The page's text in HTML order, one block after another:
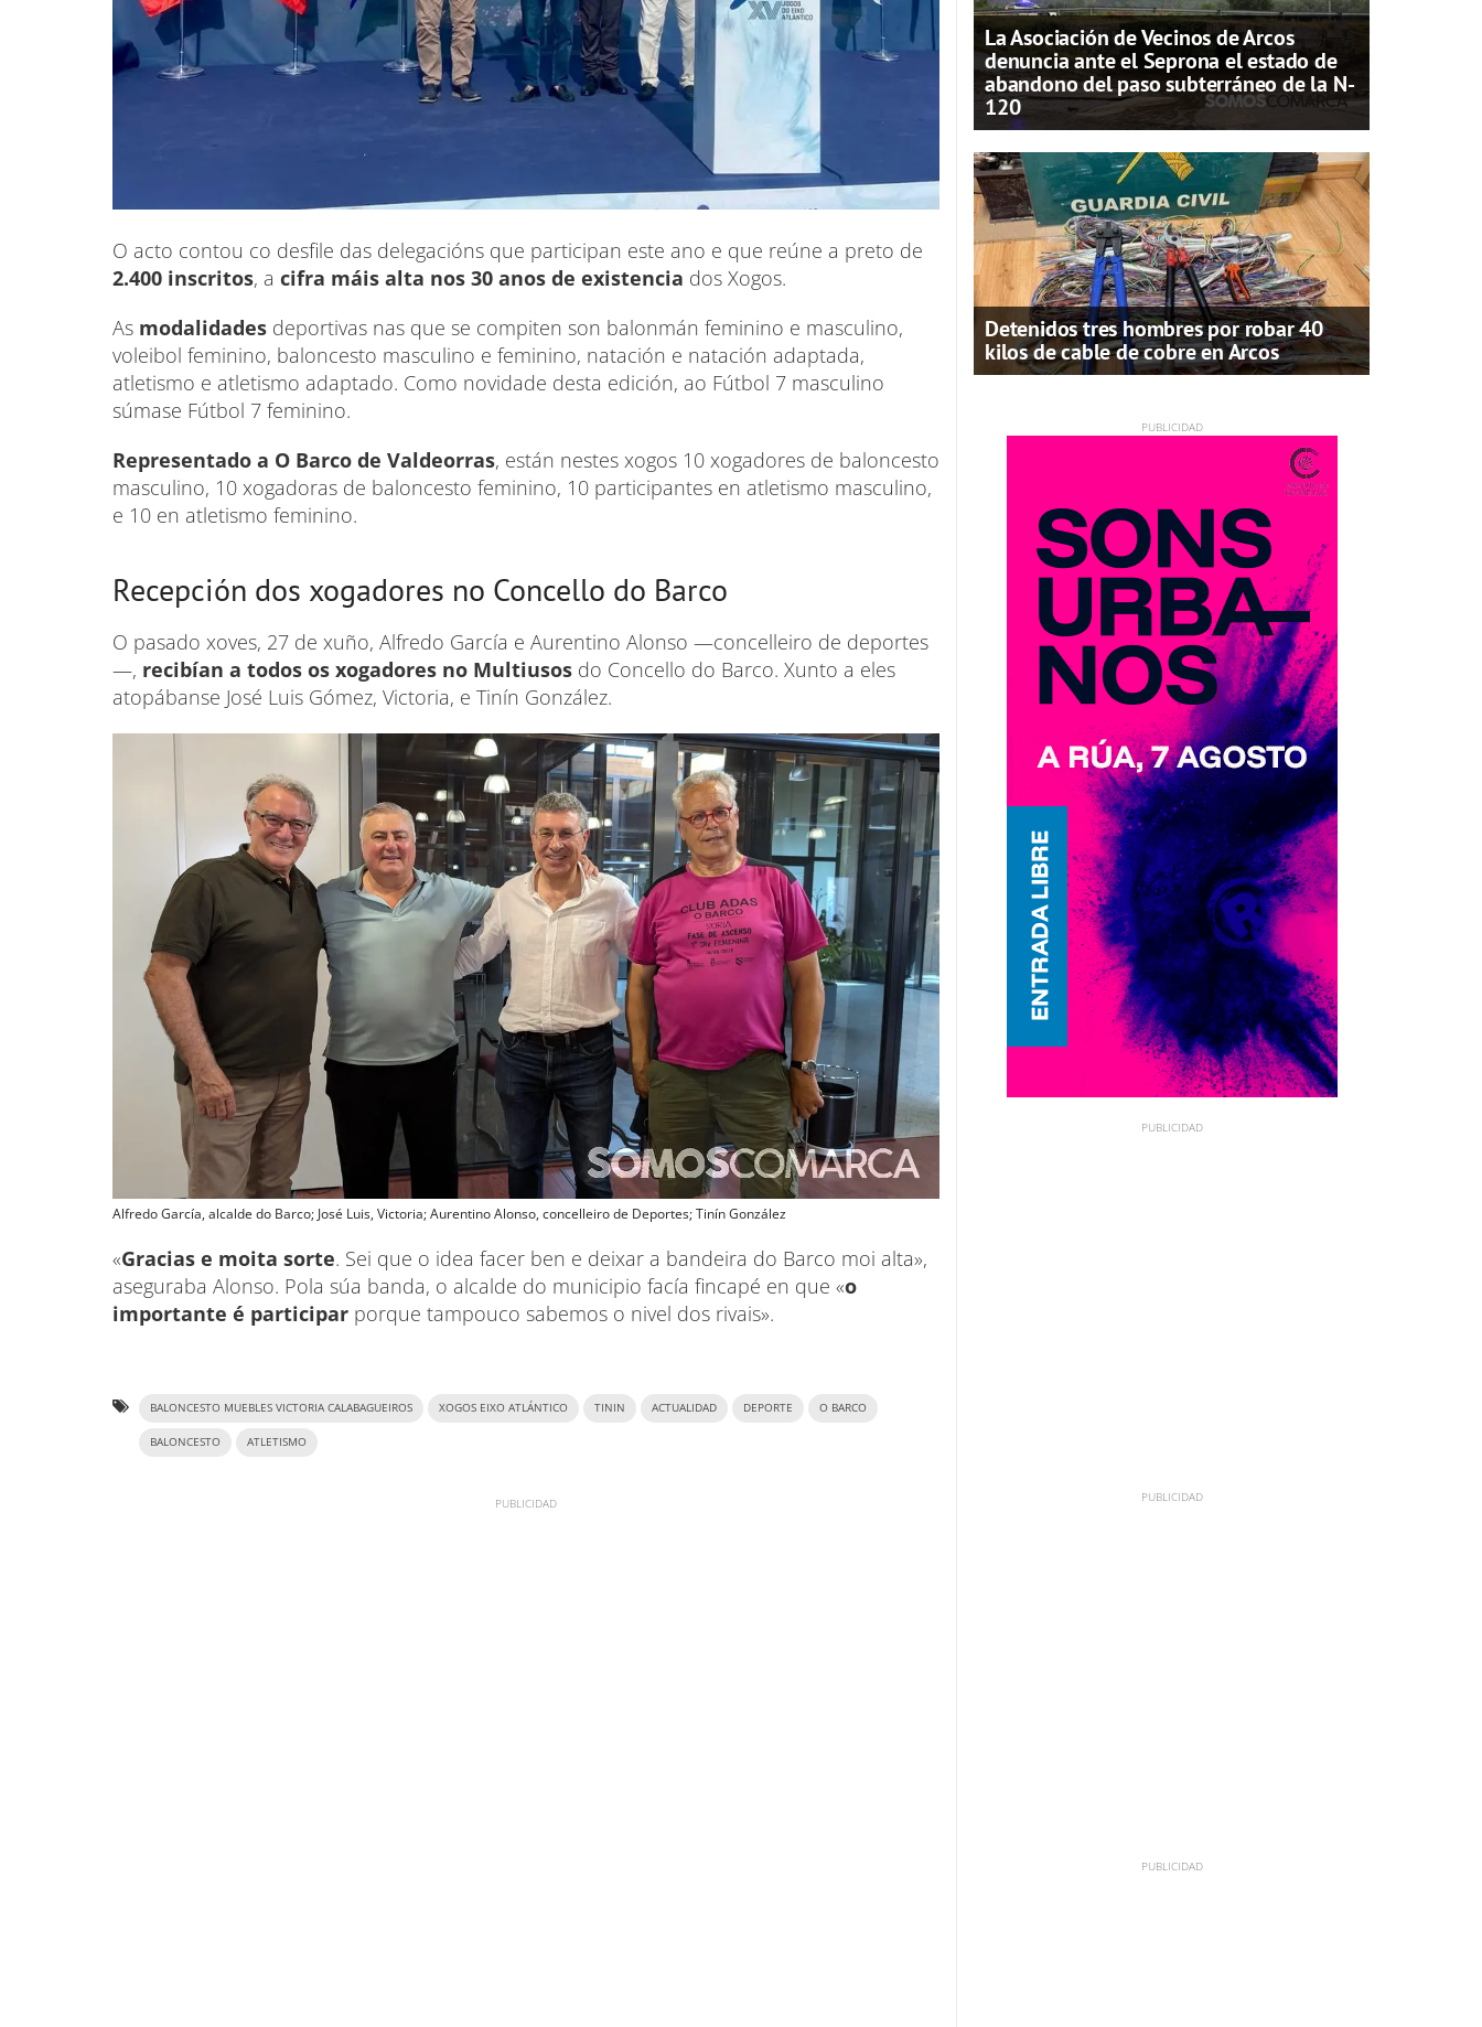
O acto contou co desfile das delegacións que participan este ano e que reúne a preto de
2.400 inscritos, a cifra máis alta nos 30 anos de existencia dos Xogos.
As modalidades deportivas nas que se compiten son balonmán feminino e masculino,
voleibol feminino, baloncesto masculino e feminino, natación e natación adaptada,
atletismo e atletismo adaptado. Como novidade desta edición, ao Fútbol 7 masculino
súmase Fútbol 7 feminino.
Representado a O Barco de Valdeorras, están nestes xogos 10 xogadores de baloncesto
masculino, 10 xogadoras de baloncesto feminino, 10 participantes en atletismo masculino,
e 10 en atletismo feminino.
Recepción dos xogadores no Concello do Barco
O pasado xoves, 27 de xuño, Alfredo García e Aurentino Alonso —concelleiro de deportes
—, recibían a todos os xogadores no Multiusos do Concello do Barco. Xunto a eles
atopábanse José Luis Gómez, Victoria, e Tinín González.
Alfredo García, alcalde do Barco; José Luis, Victoria; Aurentino Alonso, concelleiro de Deportes; Tinín González
«Gracias e moita sorte. Sei que o idea facer ben e deixar a bandeira do Barco moi alta»,
aseguraba Alonso. Pola súa banda, o alcalde do municipio facía fincapé en que «o
importante é participar porque tampouco sabemos o nivel dos rivais».
BALONCESTO MUEBLES VICTORIA CALABAGUEIROS XOGOS EIXO ATLÁNTICO TININ ACTUALIDAD DEPORTE O BARCO
BALONCESTO ATLETISMO
La Asociación de Vecinos de Arcos
denuncia ante el Seprona el estado de
abandono del paso subterráneo de la N-
120
Detenidos tres hombres por robar 40
kilos de cable de cobre en Arcos